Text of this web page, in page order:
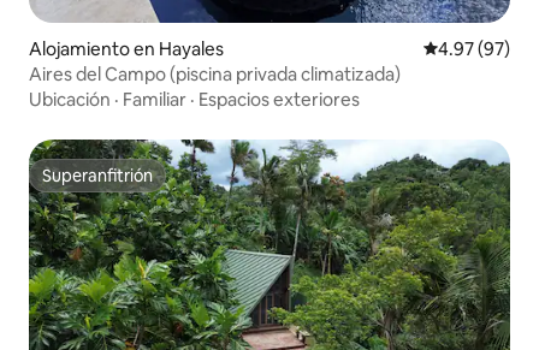
Alojamiento en Hayales Calificación
4.97 (97)
Aires del Campo (piscina privada climatizada)
Ubicación · Familiar · Espacios exteriores
Superanfitrión
Superanfitrión